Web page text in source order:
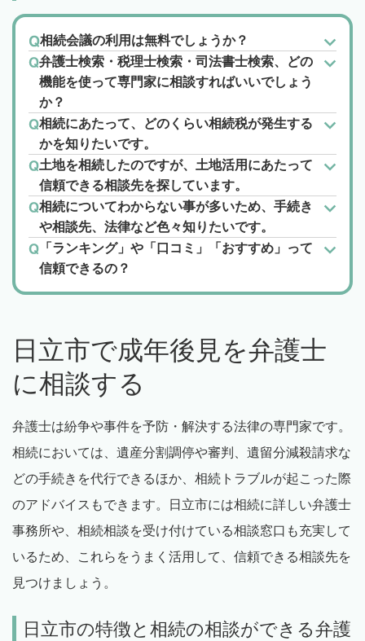
相続会議の利用は無料でしょうか？
弁護士検索・税理士検索・司法書士検索、どの
機能を使って専門家に相談すればいいでしょう
か？
相続にあたって、どのくらい相続税が発生する
かを知りたいです。
土地を相続したのですが、土地活用にあたって
信頼できる相談先を探しています。
相続についてわからない事が多いため、手続き
や相談先、法律など色々知りたいです。
「ランキング」や「口コミ」「おすすめ」って
信頼できるの？
日立市で成年後見を弁護士
に相談する
弁護士は紛争や事件を予防・解決する法律の専門家です。
相続においては、遺産分割調停や審判、遺留分減殺請求な
どの手続きを代行できるほか、相続トラブルが起こった際
のアドバイスもできます。日立市には相続に詳しい弁護士
事務所や、相続相談を受け付けている相談窓口も充実して
いるため、これらをうまく活用して、信頼できる相談先を
見つけましょう。
日立市の特徴と相続の相談ができる弁護